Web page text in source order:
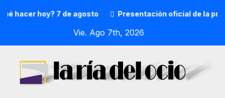
hacer hoy? 7 de agosto Presentación oficial de la
Vie. Ago 7th, 2026